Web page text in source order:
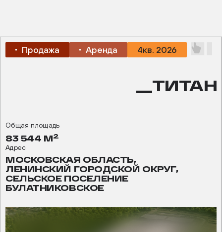
Продажа Аренда 4кв. 2026
__ТИТАН
Общая площадь
83 544 М2
Адрес
МОСКОВСКАЯ ОБЛАСТЬ,
ЛЕНИНСКИЙ ГОРОДСКОЙ ОКРУГ,
СЕЛЬСКОЕ ПОСЕЛЕНИЕ
БУЛАТНИКОВСКОЕ